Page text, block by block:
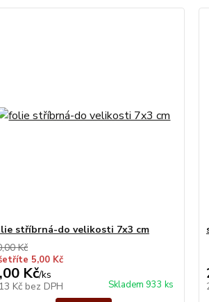
stříbrná-do velikosti 7x3 cm
Kč
5,00 Kč
Kč/ks
Kč bez DPH Skladem 933 ks